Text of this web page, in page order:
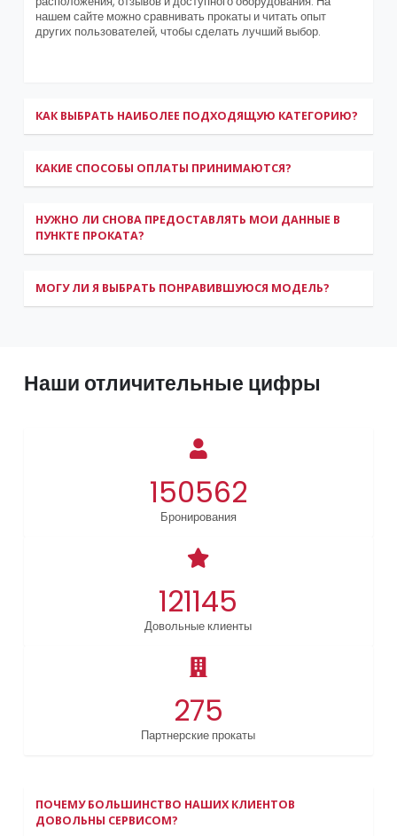
нашем сайте можно сравнивать прокаты и читать опыт
других пользователей, чтобы сделать лучший выбор.
КАК ВЫБРАТЬ НАИБОЛЕЕ ПОДХОДЯЩУЮ КАТЕГОРИЮ?
КАКИЕ СПОСОБЫ ОПЛАТЫ ПРИНИМАЮТСЯ?
НУЖНО ЛИ СНОВА ПРЕДОСТАВЛЯТЬ МОИ ДАННЫЕ В
ПУНКТЕ ПРОКАТА?
МОГУ ЛИ Я ВЫБРАТЬ ПОНРАВИВШУЮСЯ МОДЕЛЬ?
Наши отличительные цифры
150562
Бронирования
121145
Довольные клиенты
275
Партнерские прокаты
ПОЧЕМУ БОЛЬШИНСТВО НАШИХ КЛИЕНТОВ
ДОВОЛЬНЫ СЕРВИСОМ?